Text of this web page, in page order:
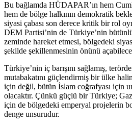
Bu bağlamda HÜDAPAR’ın hem
hem de bölge halkının demokratik
siyasi çabası son derece kritik bir rol
DEM Partisi’nin de Türkiye’nin
zeminde hareket etmesi, bölgedeki
şekilde şekillenmesinin önünü
Türkiye’nin iç barışını sağlamış,
mutabakatını güçlendirmiş bir ülke
için değil, bütün İslam coğrafyası için
olacaktır. Çünkü güçlü bir Türkiye;
için de bölgedeki emperyal projelerin
denge unsurudur.